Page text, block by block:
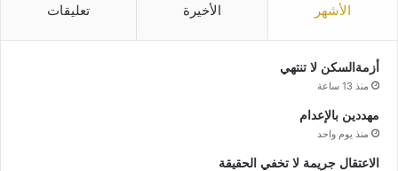
الأشهر الأخيرة تعليقات
أزمةالسكن لا تنتهي
منذ 13 ساعة
مهددين بالإعدام
منذ يوم واحد
الاعتقال جريمة لا تخفي الحقيقة